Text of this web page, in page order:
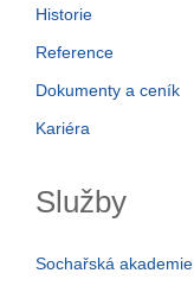
Historie
Reference
Dokumenty a ceník
Kariéra
Služby
Sochařská akademie